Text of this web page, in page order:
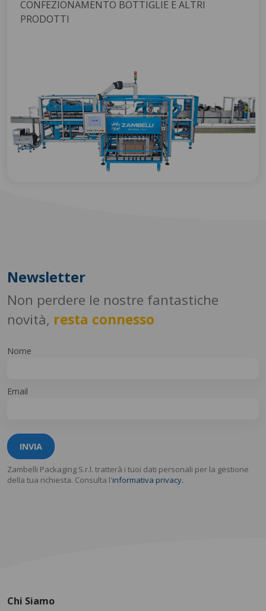
CONFEZIONAMENTO BOTTIGLIE E ALTRI
PRODOTTI
Newsletter
Non perdere le nostre fantastiche
novità, resta connesso
Nome
Email
INVIA
Zambelli Packaging S.r.l. tratterà i tuoi dati personali per la gestione
della tua richiesta. Consulta l'informativa privacy.
Chi Siamo